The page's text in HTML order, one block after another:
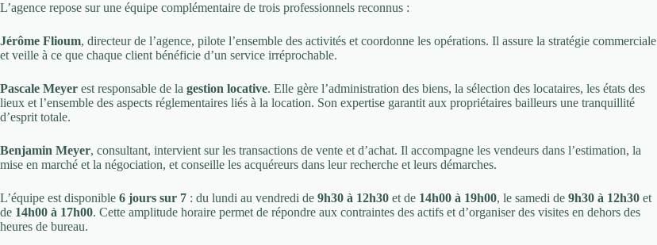
L’agence repose sur une équipe complémentaire de trois professionnels reconnus :
Jérôme Flioum, directeur de l’agence, pilote l’ensemble des activités et coordonne les opérations. Il assure la stratégie commerciale
et veille à ce que chaque client bénéficie d’un service irréprochable.
Pascale Meyer est responsable de la gestion locative. Elle gère l’administration des biens, la sélection des locataires, les états des
lieux et l’ensemble des aspects réglementaires liés à la location. Son expertise garantit aux propriétaires bailleurs une tranquillité
d’esprit totale.
Benjamin Meyer, consultant, intervient sur les transactions de vente et d’achat. Il accompagne les vendeurs dans l’estimation, la
mise en marché et la négociation, et conseille les acquéreurs dans leur recherche et leurs démarches.
L’équipe est disponible 6 jours sur 7 : du lundi au vendredi de 9h30 à 12h30 et de 14h00 à 19h00, le samedi de 9h30 à 12h30 et
de 14h00 à 17h00. Cette amplitude horaire permet de répondre aux contraintes des actifs et d’organiser des visites en dehors des
heures de bureau.